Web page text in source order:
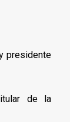
presidente
de la